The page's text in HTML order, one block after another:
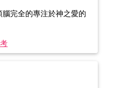
完全的專注於神之愛的